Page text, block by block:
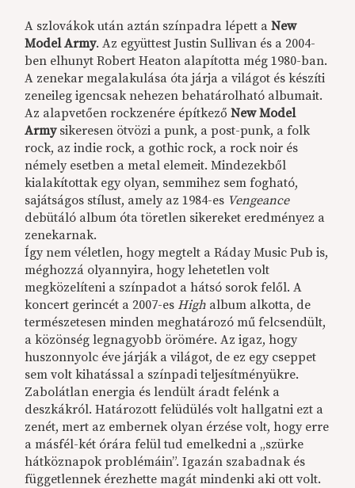
A szlovákok után aztán színpadra lépett aNew
Model Army. Az együttest Justin Sullivan és a 2004-
ben elhunyt Robert Heaton alapította még 1980-ban.
A zenekar megalakulása óta járja a világot és készíti
zeneileg igencsak nehezen behatárolható albumait.
Az alapvetően rockzenére építkezőNew Model
Armysikeresen ötvözi a punk, a post-punk, a folk
rock, az indie rock, a gothic rock, a rock noir és
némely esetben a metal elemeit. Mindezekből
kialakítottak egy olyan, semmihez sem fogható,
sajátságos stílust, amely az 1984-es Vengeance
debütáló album óta töretlen sikereket eredményez a
zenekarnak.
Így nem véletlen, hogy megtelt a Ráday Music Pub is,
méghozzá olyannyira, hogy lehetetlen volt
megközelíteni a színpadot a hátsó sorok felől. A
koncert gerincét a 2007-esHigh album alkotta, de
természetesen minden meghatározó mű felcsendült,
a közönség legnagyobb örömére. Az igaz, hogy
huszonnyolc éve járják a világot, de ez egy cseppet
sem volt kihatással a színpadi teljesítményükre.
Zabolátlan energia és lendült áradt felénk a
deszkákról. Határozott felüdülés volt hallgatni ezt a
zenét, mert az embernek olyan érzése volt, hogy erre
a másfél-két órára felül tud emelkedni a „szürke
hátköznapok problémáin”. Igazán szabadnak és
függetlennek érezhette magát mindenki aki ott volt.